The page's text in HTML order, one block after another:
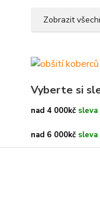
Zobrazit
Vyberte si
nad 4 000kč
nad 6 000kč